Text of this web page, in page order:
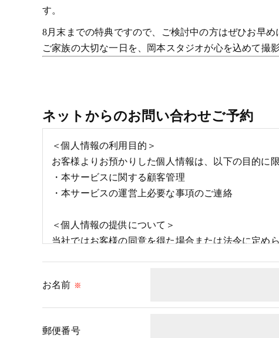
す。
8月末までの特典ですので、ご検討中の方はぜひお早め
ご家族の大切な一日を、岡本スタジオが心を込めて撮
ネットからのお問い合わせご予約
＜個人情報の利用目的＞
お客様よりお預かりした個人情報は、以下の目的に
・本サービスに関する顧客管理
・本サービスの運営上必要な事項のご連絡
＜個人情報の提供について＞
当社ではお客様の同意を得た場合または法令に定め
＜個人情報の委託について＞
お名前 ※
郵便番号